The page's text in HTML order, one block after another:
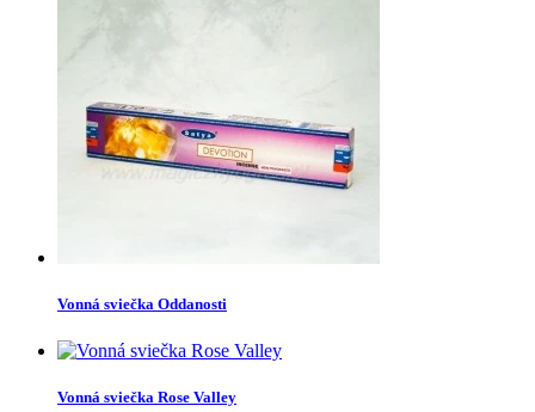
Vonná sviečka Oddanosti
Vonná sviečka Rose Valley